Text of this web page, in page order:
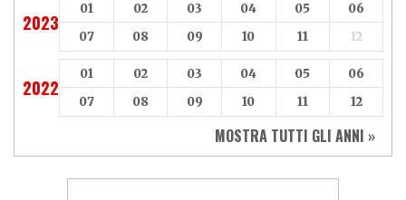
2023
01 02 03 04 05
06
07
08 09 10 11 12
2022
01 02 03 04 05
06
07
08 09 10 11 12
MOSTRA TUTTI GLI ANNI »